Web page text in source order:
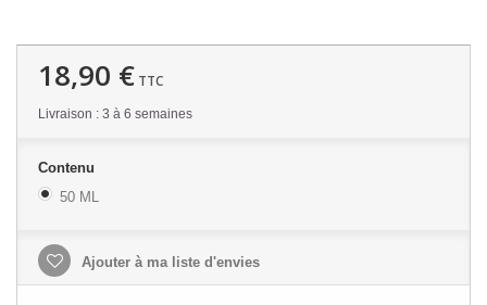
18,90 € TTC
Livraison : 3 à 6 semaines
Contenu
50 ML
Ajouter à ma liste d'envies